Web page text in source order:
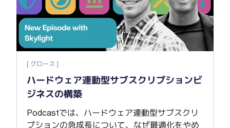
[ グロース ]
ハードウェア連動型サブスクリプションビ
ジネスの構築
Podcastでは、ハードウェア連動型サブスクリ
プションの急成長について、なぜ最適化をやめ